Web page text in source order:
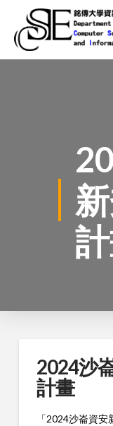
2024沙
計畫
「2024沙崙資安